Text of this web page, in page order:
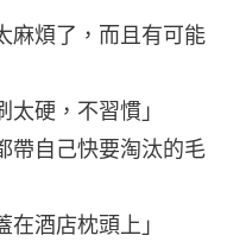
麻煩了，而且有可能
太硬，不習慣」
帶自己快要淘汰的毛
在酒店枕頭上」